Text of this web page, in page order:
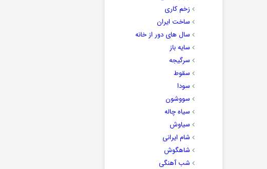
زخم کاری
ساخت ایران
سال های دور از خانه
سایه باز
سرگیجه
سقوط
سودا
سووشون
سیاه چاله
سیاوش
شام ایرانی
شاهگوش
شب آهنگی